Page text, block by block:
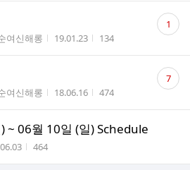
자
여신해롱 작성시간
19.01.23 조회수
134
댓
글 1
자
여신해롱 작성시간
18.06.16 조회수
474
댓
글 7
~ 06월 10일 (일) Schedule
시간 조회수
464